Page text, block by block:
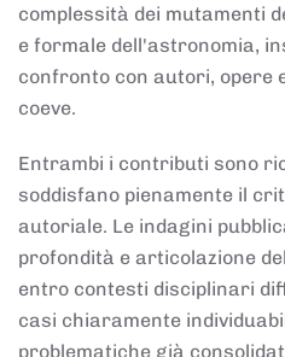
complessità dei mutamenti
e formale dell'astronomia,
confronto con autori, opere
coeve.
Entrambi i contributi sono
soddisfano pienamente il
autoriale. Le indagini
profondità e articolazione
entro contesti disciplinari
casi chiaramente
problematiche già